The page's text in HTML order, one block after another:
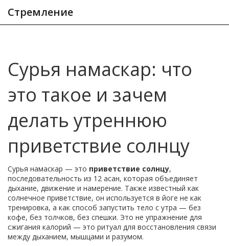
Стремление
Сурья намаскар: что
это такое и зачем
делать утреннюю
приветствие солнцу
Сурья намаскар — это приветствие солнцу,
последовательность из 12 асан, которая объединяет
дыхание, движение и намерение. Также известный как
солнечное приветствие, он используется в йоге не как
тренировка, а как способ запустить тело с утра — без
кофе, без толчков, без спешки. Это не упражнение для
сжигания калорий — это ритуал для восстановления связи
между дыханием, мышцами и разумом.